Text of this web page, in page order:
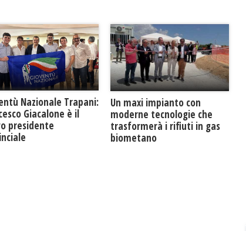
Nazionale Trapani:
Giacalone è il
presidente
Un maxi impianto con
moderne tecnologie che
trasformerà i rifiuti in gas
biometano